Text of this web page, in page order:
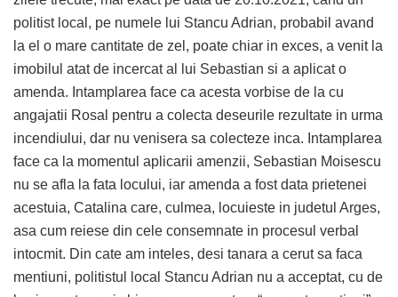
politist local, pe numele lui Stancu Adrian, probabil avand
la el o mare cantitate de zel, poate chiar in exces, a venit la
imobilul atat de incercat al lui Sebastian si a aplicat o
amenda. Intamplarea face ca acesta vorbise de la cu
angajatii Rosal pentru a colecta deseurile rezultate in urma
incendiului, dar nu venisera sa colecteze inca. Intamplarea
face ca la momentul aplicarii amenzii, Sebastian Moisescu
nu se afla la fata locului, iar amenda a fost data prietenei
acestuia, Catalina care, culmea, locuieste in judetul Arges,
asa cum reiese din cele consemnate in procesul verbal
intocmit. Din cate am inteles, desi tanara a cerut sa faca
mentiuni, politistul local Stancu Adrian nu a acceptat, cu de